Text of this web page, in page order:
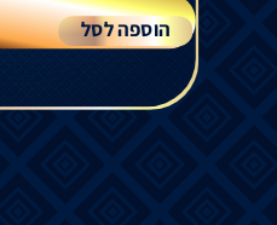
הוספה לסל